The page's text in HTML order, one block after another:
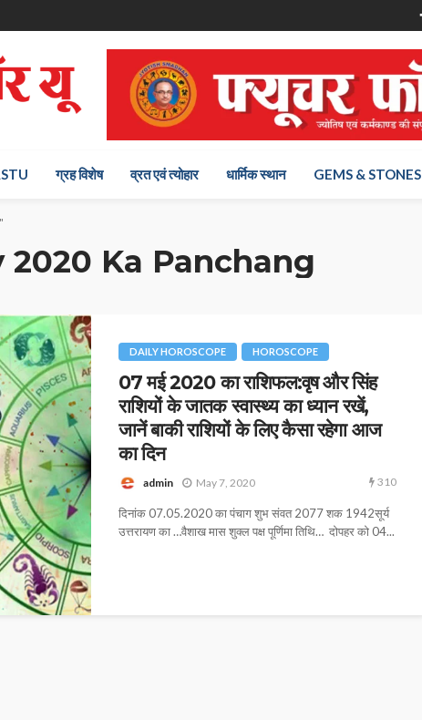
ग्रह विशेष व्रत एवं त्योहार धार्मिक स्थान GEMS & STONES
2020 Ka Panchang
DAILY HOROSCOPE HOROSCOPE
07 मई 2020 का राशिफल:वृष और सिंह
राशियों के जातक स्वास्थ्य का ध्यान रखें,
जानें बाकी राशियों के लिए कैसा रहेगा आज
का दिन
admin May 7, 2020 310
दिनांक 07.05.2020 का पंचाग शुभ संवत 2077 शक 1942सूर्य
उत्तरायण का …वैशाख मास शुक्ल पक्ष पूर्णिमा तिथि… दोपहर को 04...